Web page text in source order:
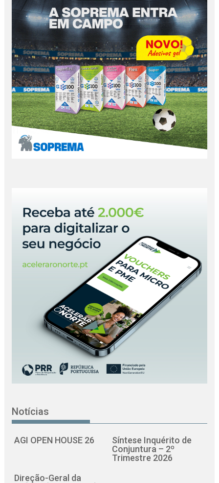
Notícias
AGI OPEN HOUSE 26
Síntese Inquérito de
Conjuntura – 2º
Trimestre 2026
Direção-Geral da